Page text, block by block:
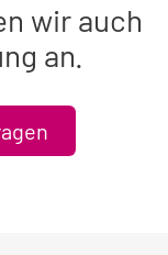
wir auch
an.